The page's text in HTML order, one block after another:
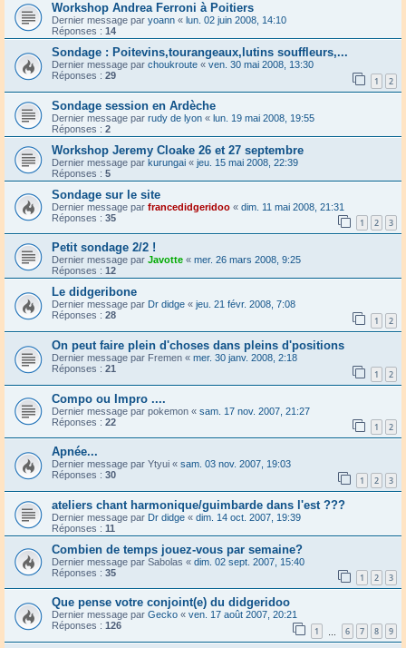
Workshop Andrea Ferroni à Poitiers
Dernier message par yoann « lun. 02 juin 2008, 14:10
Réponses : 14
Sondage : Poitevins,tourangeaux,lutins souffleurs,...
Dernier message par choukroute « ven. 30 mai 2008, 13:30
Réponses : 29 1 2
Sondage session en Ardèche
Dernier message par rudy de lyon « lun. 19 mai 2008, 19:55
Réponses : 2
Workshop Jeremy Cloake 26 et 27 septembre
Dernier message par kurungai « jeu. 15 mai 2008, 22:39
Réponses : 5
Sondage sur le site
Dernier message par francedidgeridoo « dim. 11 mai 2008, 21:31
Réponses : 35 1 2 3
Petit sondage 2/2 !
Dernier message par Javotte « mer. 26 mars 2008, 9:25
Réponses : 12
Le didgeribone
Dernier message par Dr didge « jeu. 21 févr. 2008, 7:08
Réponses : 28 1 2
On peut faire plein d'choses dans pleins d'positions
Dernier message par Fremen « mer. 30 janv. 2008, 2:18
Réponses : 21 1 2
Compo ou Impro ....
Dernier message par pokemon « sam. 17 nov. 2007, 21:27
Réponses : 22 1 2
Apnée...
Dernier message par Ytyui « sam. 03 nov. 2007, 19:03
Réponses : 30 1 2 3
ateliers chant harmonique/guimbarde dans l'est ???
Dernier message par Dr didge « dim. 14 oct. 2007, 19:39
Réponses : 11
Combien de temps jouez-vous par semaine?
Dernier message par Sabolas « dim. 02 sept. 2007, 15:40
Réponses : 35 1 2 3
Que pense votre conjoint(e) du didgeridoo
Dernier message par Gecko « ven. 17 août 2007, 20:21
Réponses : 126 1 6 7 8 9